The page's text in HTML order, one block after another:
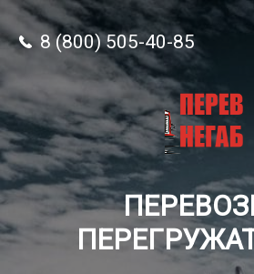
8 (800) 505-40-85